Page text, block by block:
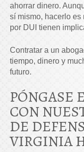
ahorrar dinero.
sí mismo, hacerlo
por DUI tienen
Contratar a un
tiempo, dinero y
futuro.
PÓNGASE
CON
DE
VIRGINIA